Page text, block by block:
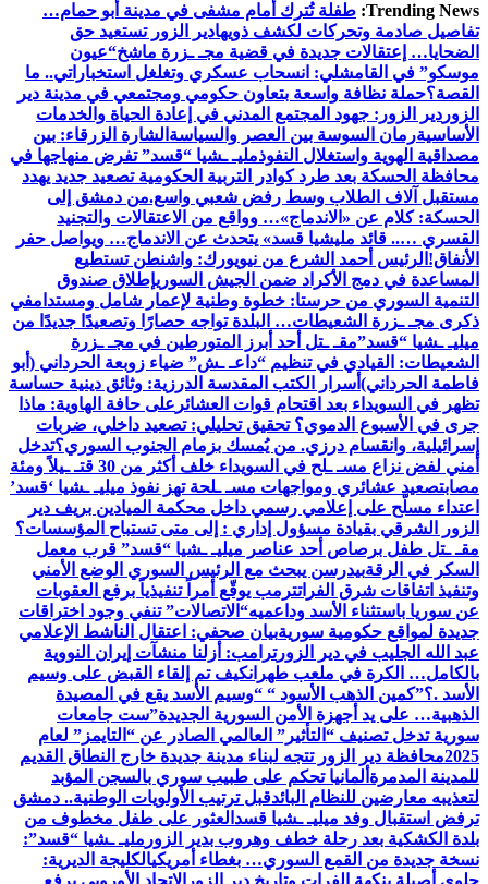
Trending News: طفلة تُترك أمام مشفى في مدينة أبو حمام…
تفاصيل صادمة وتحركات لكشف ذويهادير الزور تستعيد حق
الضحايا… إعتقالات جديدة في قضية مجـ ـزرة ماشخ“عيون
موسكو” في القامشلي: انسحاب عسكري وتغلغل استخباراتي.. ما
القصة؟حملة نظافة واسعة بتعاون حكومي ومجتمعي في مدينة دير
الزور دير الزور: جهود المجتمع المدني في إعادة الحياة والخدمات
الأساسيةرمان السوسة بين العصر والسياسة الشارة الزرقاء: بين
مصداقية الهوية واستغلال النفوذمليـ ـشيا “قسد” تفرض منهاجها في
محافظة الحسكة بعد طرد كوادر التربية الحكومية تصعيد جديد يهدد
مستقبل آلاف الطلاب وسط رفض شعبي واسع.من دمشق إلى
الحسكة: كلام عن «الاندماج»… وواقع من الاعتقالات والتجنيد
القسري ….. قائد مليشيا قسد» يتحدث عن الاندماج… ويواصل حفر
الأنفاق! الرئيس أحمد الشرع من نيويورك: واشنطن تستطيع
المساعدة في دمج الأكراد ضمن الجيش السوريإطلاق صندوق
التنمية السوري من حرستا: خطوة وطنية لإعمار شامل ومستدامفي
ذكرى مجـ ـزرة الشعيطات… البلدة تواجه حصارًا وتصعيدًا جديدًا من
ميليـ ـشيا “قسد”مقـ ـتل أحد أبرز المتورطين في مجـ ـزرة
الشعيطات: القيادي في تنظيم “داعـ ـش” ضياء زوبعة الحرداني (أبو
فاطمة الحرداني) أسرار الكتب المقدسة الدرزية: وثائق دينية حساسة
تظهر في السويداء بعد اقتحام قوات العشائر على حافة الهاوية: ماذا
جرى في الأسبوع الدموي؟ تحقيق تحليلي: تصعيد داخلي، ضربات
إسرائيلية، وانقسام درزي. من يُمسك بزمام الجنوب السوري؟تدخل
أمني لفض نزاع مسـ ـلح في السويداء خلف أكثر من 30 قتـ ـيلاً ومئة
مصابتصعيد عشائري ومواجهات مسـ ـلحة تهز نفوذ ميليـ ـشيا ‘قسد’
اعتداء مسلّح على إعلامي رسمي داخل محكمة الميادين بريف دير
الزور الشرقي بقيادة مسؤول إداري : إلى متى تستباح المؤسسات؟
مقـ ـتل طفل برصاص أحد عناصر ميليـ ـشيا “قسد” قرب معمل
السكر في الرقةبيدرسن يبحث مع الرئيس السوري الوضع الأمني
وتنفيذ اتفاقات شرق الفراتترمب يوقّع أمراً تنفيذياً برفع العقوبات
عن سوريا باستثناء الأسد وداعميه“الاتصالات” تنفي وجود اختراقات
جديدة لمواقع حكومية سوريةبيان صحفي: اعتقال الناشط الإعلامي
عبد الله الجليب في دير الزورترامب: أزلنا منشآت إيران النووية
بالكامل… الكرة في ملعب طهرانكيف تم إلقاء القبض على وسيم
الأسد .؟”كمين الذهب الأسود “‏ “وسيم الأسد يقع في المصيدة
الذهبية… على يد أجهزة الأمن السورية الجديدة”‏ست جامعات
سورية تدخل تصنيف “التأثير” العالمي الصادر عن “التايمز” لعام
2025محافظة دير الزور تتجه لبناء مدينة جديدة خارج النطاق القديم
للمدينة المدمرة ألمانيا تحكم على طبيب سوري بالسجن المؤبد
لتعذيبه معارضين للنظام البائدقبل ترتيب الأولويات الوطنية.. دمشق
ترفض استقبال وفد ميليـ ـشيا قسد العثور على طفل مخطوف من
بلدة الكشكية بعد رحلة خطف وهروب بدير الزور مليـ ـشيا “قسد”:
نسخة جديدة من القمع السوري… بغطاء أمريكيالكليجة الديرية: